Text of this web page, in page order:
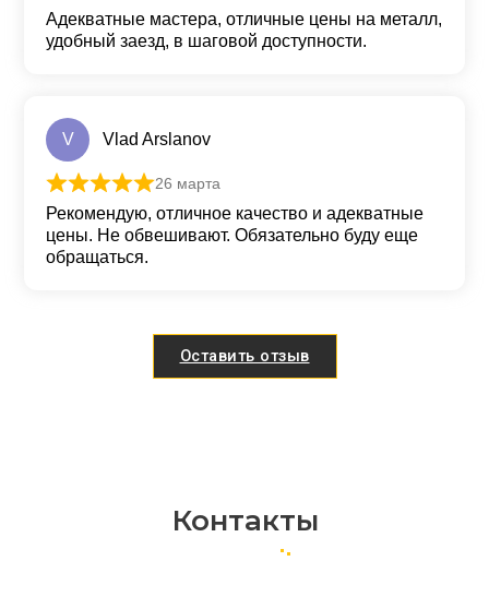
Адекватные мастера, отличные цены на металл,
удобный заезд, в шаговой доступности.
V Vlad Arslanov
Оценка из 5
26 марта
Рекомендую, отличное качество и адекватные
цены. Не обвешивают. Обязательно буду еще
обращаться.
Оставить отзыв
Контакты